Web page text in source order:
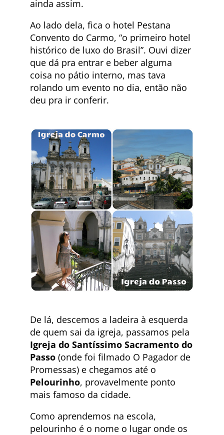
ainda assim.
Ao lado dela, fica o hotel Pestana
Convento do Carmo, “o primeiro hotel
histórico de luxo do Brasil”. Ouvi dizer
que dá pra entrar e beber alguma
coisa no pátio interno, mas tava
rolando um evento no dia, então não
deu pra ir conferir.
De lá, descemos a ladeira à esquerda
de quem sai da igreja, passamos pela
Igreja do Santíssimo Sacramento do
Passo (onde foi filmado O Pagador de
Promessas) e chegamos até o
Pelourinho, provavelmente ponto
mais famoso da cidade.
Como aprendemos na escola,
pelourinho é o nome o lugar onde os